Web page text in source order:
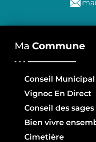
Ma Commune
Conseil Municipal
Vignoc En Direct
Conseil des sages
Bien vivre
Cimetière